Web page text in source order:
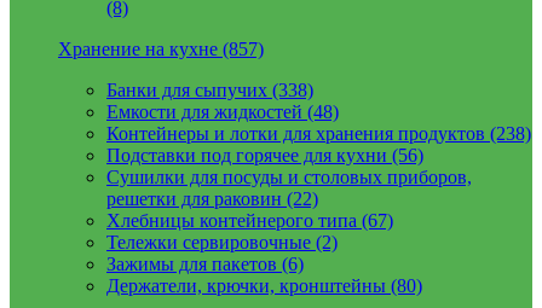
(8)
Хранение на кухне (857)
Банки для сыпучих (338)
Емкости для жидкостей (48)
Контейнеры и лотки для хранения продуктов (238)
Подставки под горячее для кухни (56)
Сушилки для посуды и столовых приборов,
решетки для раковин (22)
Хлебницы контейнерого типа (67)
Тележки сервировочные (2)
Зажимы для пакетов (6)
Держатели, крючки, кронштейны (80)